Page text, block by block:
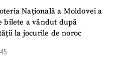
Națională a Moldovei a
bilete a vândut după
la jocurile de noroc